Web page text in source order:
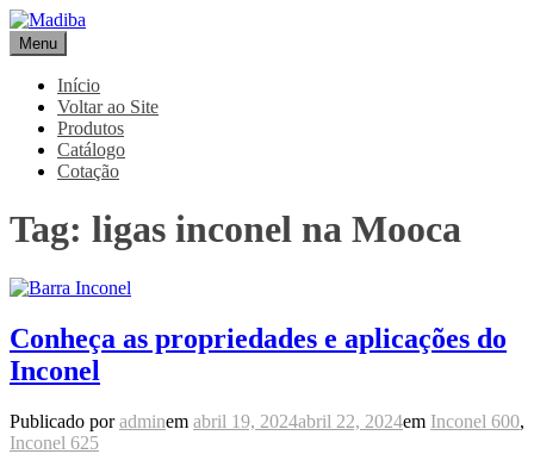
Pular
para
o
conteúdo
Madiba
Líder de Importação e Distribuição de Ligas Especiais
Menu
Início
Voltar ao Site
Produtos
Catálogo
Cotação
Tag: ligas inconel na Mooca
Conheça as propriedades e aplicações do
Inconel
Publicado poradminem abril 19, 2024abril 22, 2024em Inconel 600,
Inconel 625